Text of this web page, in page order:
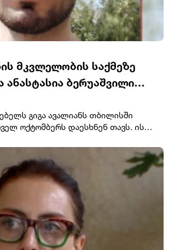
მკვლელობის საქმეზე
ანასტასია ბერუაშვილი
გიგა ავალიანს თბილისში
ოქტომბერს დაესხნენ თავს. ის
საქმეზე რამდენიმე პირის
გამოტანილია.